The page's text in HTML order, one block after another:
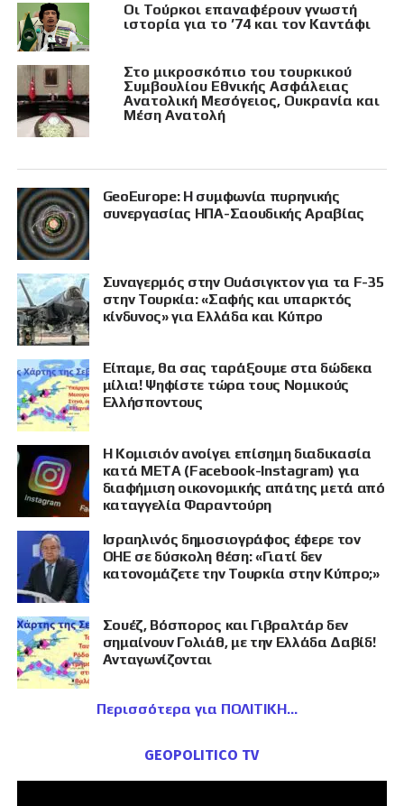
Οι Τούρκοι επαναφέρουν γνωστή
ιστορία για το ’74 και τον Καντάφι
Στο μικροσκόπιο του τουρκικού
Συμβουλίου Εθνικής Ασφάλειας
Ανατολική Μεσόγειος, Ουκρανία και
Μέση Ανατολή
GeoEurope: Η συμφωνία πυρηνικής
συνεργασίας ΗΠΑ-Σαουδικής Αραβίας
Συναγερμός στην Ουάσιγκτον για τα F-35
στην Τουρκία: «Σαφής και υπαρκτός
κίνδυνος» για Ελλάδα και Κύπρο
Είπαμε, θα σας ταράξουμε στα δώδεκα
μίλια! Ψηφίστε τώρα τους Νομικούς
Ελλήσποντους
Η Κομισιόν ανοίγει επίσημη διαδικασία
κατά META (Facebook-Instagram) για
διαφήμιση οικονομικής απάτης μετά από
καταγγελία Φαραντούρη
Ισραηλινός δημοσιογράφος έφερε τον
ΟΗΕ σε δύσκολη θέση: «Γιατί δεν
κατονομάζετε την Τουρκία στην Κύπρο;»
Σουέζ, Βόσπορος και Γιβραλτάρ δεν
σημαίνουν Γολιάθ, με την Ελλάδα Δαβίδ!
Ανταγωνίζονται
Περισσότερα για ΠΟΛΙΤΙΚΗ
GEOPOLITICO TV